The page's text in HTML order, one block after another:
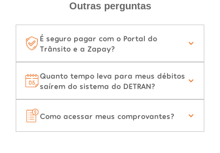
Outras perguntas
É seguro pagar com o Portal do
Trânsito e a Zapay?
Quanto tempo leva para meus débitos
saírem do sistema do DETRAN?
Como acessar meus comprovantes?